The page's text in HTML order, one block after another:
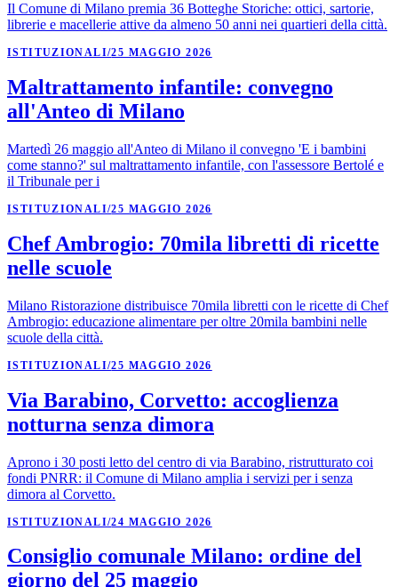
Il Comune di Milano premia 36 Botteghe Storiche: ottici, sartorie,
librerie e macellerie attive da almeno 50 anni nei quartieri della città.
ISTITUZIONALI/25 MAGGIO 2026
Maltrattamento infantile: convegno
all'Anteo di Milano
Martedì 26 maggio all'Anteo di Milano il convegno 'E i bambini
come stanno?' sul maltrattamento infantile, con l'assessore Bertolé e
il Tribunale per i
ISTITUZIONALI/25 MAGGIO 2026
Chef Ambrogio: 70mila libretti di ricette
nelle scuole
Milano Ristorazione distribuisce 70mila libretti con le ricette di Chef
Ambrogio: educazione alimentare per oltre 20mila bambini nelle
scuole della città.
ISTITUZIONALI/25 MAGGIO 2026
Via Barabino, Corvetto: accoglienza
notturna senza dimora
Aprono i 30 posti letto del centro di via Barabino, ristrutturato coi
fondi PNRR: il Comune di Milano amplia i servizi per i senza
dimora al Corvetto.
ISTITUZIONALI/24 MAGGIO 2026
Consiglio comunale Milano: ordine del
giorno del 25 maggio